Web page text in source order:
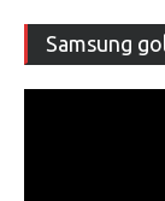
Samsung